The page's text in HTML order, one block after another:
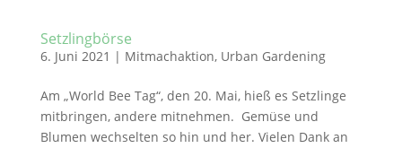
Setzlingbörse
6. Juni 2021 | Mitmachaktion, Urban Gardening
Am „World Bee Tag“, den 20. Mai, hieß es Setzlinge
mitbringen, andere mitnehmen. Gemüse und
Blumen wechselten so hin und her. Vielen Dank an